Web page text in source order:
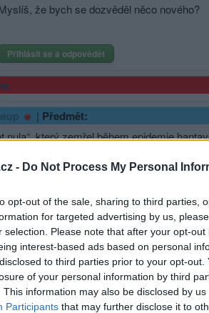
- Do Not Process My Personal
opt-out of the sale, sharing to third parties,
for targeted advertising by us,
selection. Please note that after your opt-
interest-based ads based on personal
to third parties prior to your opt-
of your personal information by third
This information may also be disclosed by
Participants that may further disclose it to
že bych se dozvěděl něco nového?
Přihlásit se a odpovědět
| Předmět:
nula“, který zemřel během epidemie
zabila kočku